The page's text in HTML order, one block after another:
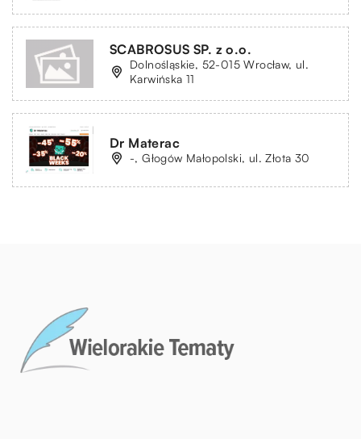
SCABROSUS SP. z o.o.
Dolnośląskie, 52-015 Wrocław, ul.
Karwińska 11
Dr Materac
-, Głogów Małopolski, ul. Złota 30